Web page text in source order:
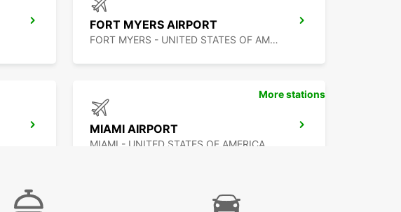
FORT MYERS AIRPORT
FORT MYERS - UNITED STATES OF AMERICA
MIAMI AIRPORT
MIAMI - UNITED STATES OF AMERICA
More stations